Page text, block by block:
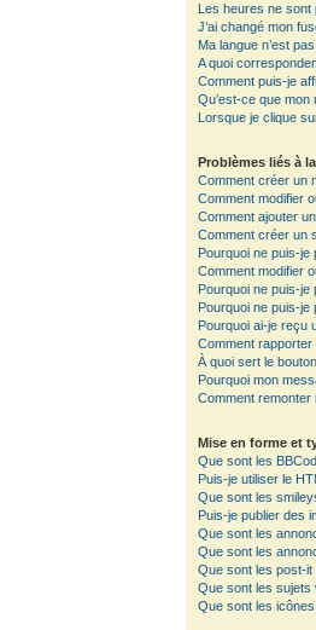
Les heures ne sont
J’ai changé mon
Ma langue n’est
A quoi
Comment puis-je
Qu’est-ce que
Lorsque je clique
Problèmes liés à
Comment créer un
Comment modifier
Comment ajouter
Comment créer un
Pourquoi ne puis-je
Comment modifier
Pourquoi ne puis-
Pourquoi ne puis-
Pourquoi ai-je reçu
Comment
À quoi sert le
Pourquoi mon
Comment remonter
Mise en forme et
Que sont les
Puis-je utiliser le
Que sont les
Puis-je publier des
Que sont les
Que sont les
Que sont les post-it
Que sont les sujets
Que sont les